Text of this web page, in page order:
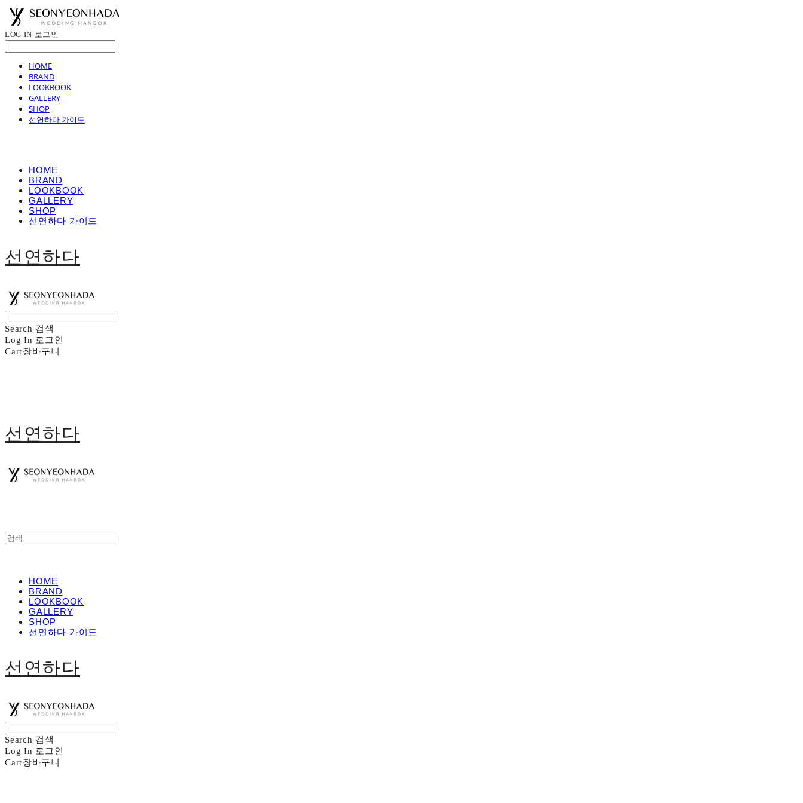
LOG IN 로그인
HOME
BRAND
LOOKBOOK
GALLERY
SHOP
선연하다 가이드
HOME
BRAND
LOOKBOOK
GALLERY
SHOP
선연하다 가이드
선연하다
Search 검색
Log In 로그인
Cart장바구니
선연하다
HOME
BRAND
LOOKBOOK
GALLERY
SHOP
선연하다 가이드
선연하다
Search 검색
Log In 로그인
Cart장바구니